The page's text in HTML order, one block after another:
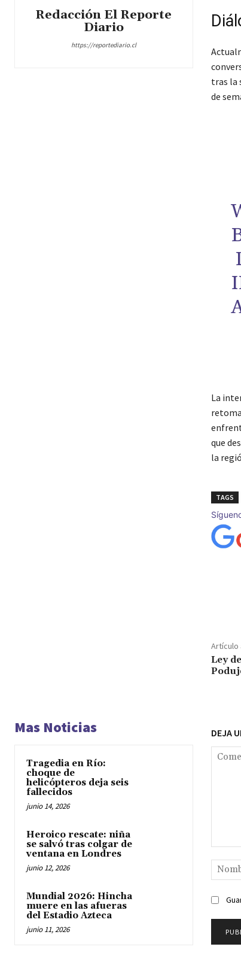
Redacción El Reporte
Diario
https://reportediario.cl
tras la
de
La
que
la
TAGS
Artículo
Ley
Mas Noticias
Tragedia en Río:
choque de
helicópteros deja seis
fallecidos
junio 14, 2026
Heroico rescate: niña
se salvó tras colgar de
ventana en Londres
junio 12, 2026
Mundial 2026: Hincha
muere en las afueras
del Estadio Azteca
junio 11, 2026
DEJA